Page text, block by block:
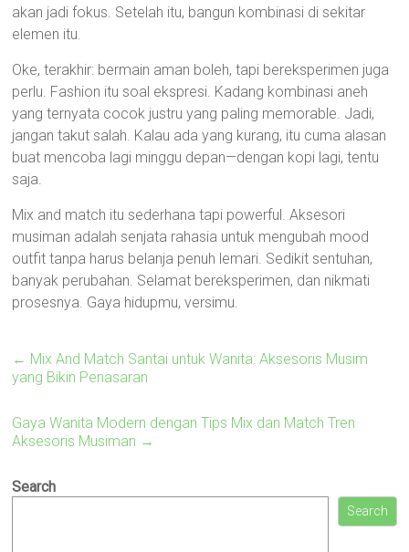
akan jadi fokus. Setelah itu, bangun kombinasi di sekitar
elemen itu.
Oke, terakhir: bermain aman boleh, tapi bereksperimen juga
perlu. Fashion itu soal ekspresi. Kadang kombinasi aneh
yang ternyata cocok justru yang paling memorable. Jadi,
jangan takut salah. Kalau ada yang kurang, itu cuma alasan
buat mencoba lagi minggu depan—dengan kopi lagi, tentu
saja.
Mix and match itu sederhana tapi powerful. Aksesori
musiman adalah senjata rahasia untuk mengubah mood
outfit tanpa harus belanja penuh lemari. Sedikit sentuhan,
banyak perubahan. Selamat bereksperimen, dan nikmati
prosesnya. Gaya hidupmu, versimu.
← Mix And Match Santai untuk Wanita: Aksesoris Musim
yang Bikin Penasaran
Gaya Wanita Modern dengan Tips Mix dan Match Tren
Aksesoris Musiman →
Search
Search